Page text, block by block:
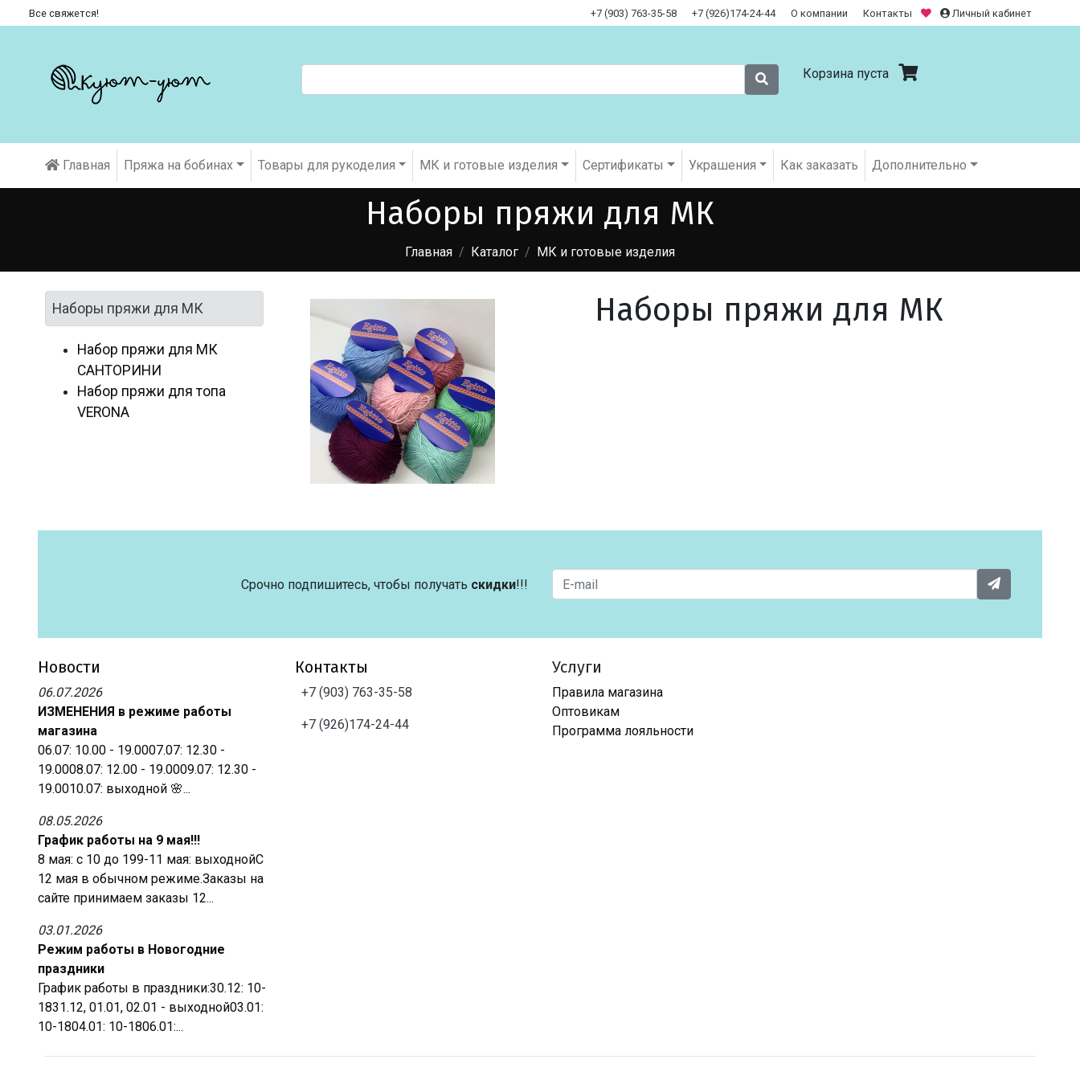
Все свяжется! +7 (903) 763-35-58 +7 (926)174-24-44 О компании Контакты Личный кабинет
Корзина пуста
Главная Пряжа на бобинах Товары для рукоделия МК и готовые изделия Cертификаты Украшения Как заказать Дополнительно
Наборы пряжи для МК
Главная Каталог МК и готовые изделия
Наборы пряжи для МК
Набор пряжи для МК
САНТОРИНИ
Набор пряжи для топа
VERONA
Наборы пряжи для МК
Срочно подпишитесь, чтобы получать скидки!!!
Новости
06.07.2026
ИЗМЕНЕНИЯ в режиме работы
магазина
06.07: 10.00 - 19.0007.07: 12.30 -
19.0008.07: 12.00 - 19.0009.07: 12.30 -
19.0010.07: выходной 🌸...
08.05.2026
График работы на 9 мая!!!
8 мая: с 10 до 199-11 мая: выходнойС
12 мая в обычном режиме.Заказы на
сайте принимаем заказы 12...
03.01.2026
Режим работы в Новогодние
праздники
График работы в праздники:30.12: 10-
1831.12, 01.01, 02.01 - выходной03.01:
10-1804.01: 10-1806.01:...
Контакты
+7 (903) 763-35-58
+7 (926)174-24-44
Услуги
Правила магазина
Оптовикам
Программа лояльности